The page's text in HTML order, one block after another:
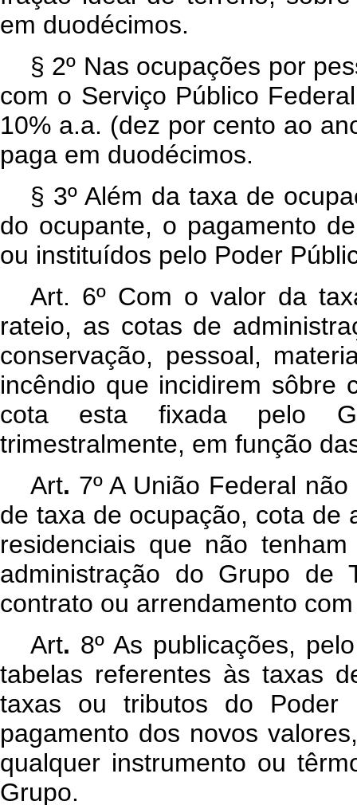
em duodécimos.
§ 2º Nas ocupações por
com o Serviço Público
10% a.a. (dez por cento ao
paga em duodécimos.
§ 3º Além da taxa de
do ocupante, o pagamento
ou instituídos pelo Poder
Art. 6º Com o valor da
rateio, as cotas de
conservação, pessoal,
incêndio que incidirem sôbre
cota esta fixada pelo
trimestralmente, em função
Art. 7º A União Federal
de taxa de ocupação, cota de
residenciais que não
administração do Grupo de
contrato ou arrendamento
Art. 8º As publicações,
tabelas referentes às taxas
taxas ou tributos do Poder
pagamento dos novos
qualquer instrumento ou
Grupo.